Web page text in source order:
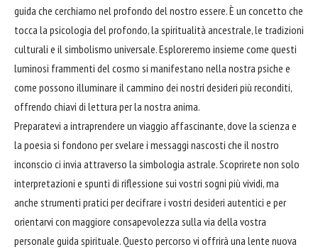
guida che cerchiamo nel profondo del nostro essere. È un concetto che
tocca la psicologia del profondo, la spiritualità ancestrale, le tradizioni
culturali e il simbolismo universale. Esploreremo insieme come questi
luminosi frammenti del cosmo si manifestano nella nostra psiche e
come possono illuminare il cammino dei nostri desideri più reconditi,
offrendo chiavi di lettura per la nostra anima.
Preparatevi a intraprendere un viaggio affascinante, dove la scienza e
la poesia si fondono per svelare i messaggi nascosti che il nostro
inconscio ci invia attraverso la simbologia astrale. Scoprirete non solo
interpretazioni e spunti di riflessione sui vostri sogni più vividi, ma
anche strumenti pratici per decifrare i vostri desideri autentici e per
orientarvi con maggiore consapevolezza sulla via della vostra
personale guida spirituale. Questo percorso vi offrirà una lente nuova